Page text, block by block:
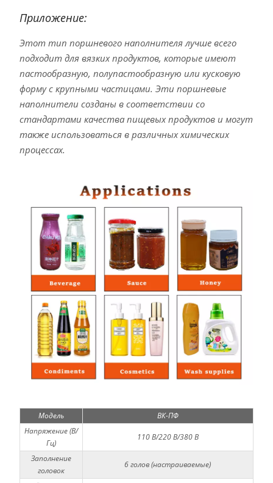
Приложение:
Этот тип поршневого наполнителя лучше всего
подходит для вязких продуктов, которые имеют
пастообразную, полупастообразную или кусковую
форму с крупными частицами. Эти поршневые
наполнители созданы в соответствии со
стандартами качества пищевых продуктов и могут
также использоваться в различных химических
процессах.
Модель
ВК-ПФ
Напряжение (В/
Гц)
110 В/220 В/380 В
Заполнение
головок
6 голов (настраиваемые)